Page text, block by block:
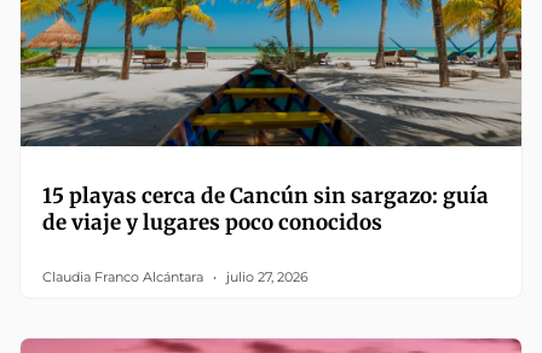
15 playas cerca de Cancún sin sargazo: guía
de viaje y lugares poco conocidos
Claudia Franco Alcántara julio 27, 2026